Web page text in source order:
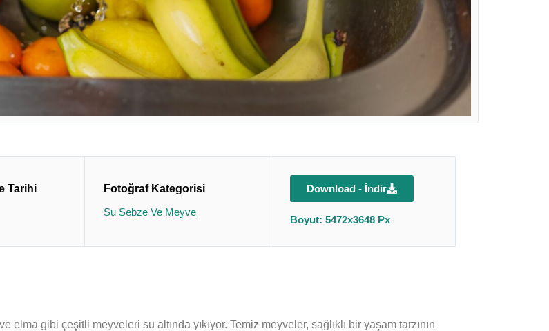
Tarihi
Fotoğraf Kategorisi
Su Sebze Ve Meyve
Download - İndir
Boyut: 5472x3648 Px
gibi çeşitli meyveleri su altında yıkıyor. Temiz meyveler, sağlıklı bir yaşam tarzının